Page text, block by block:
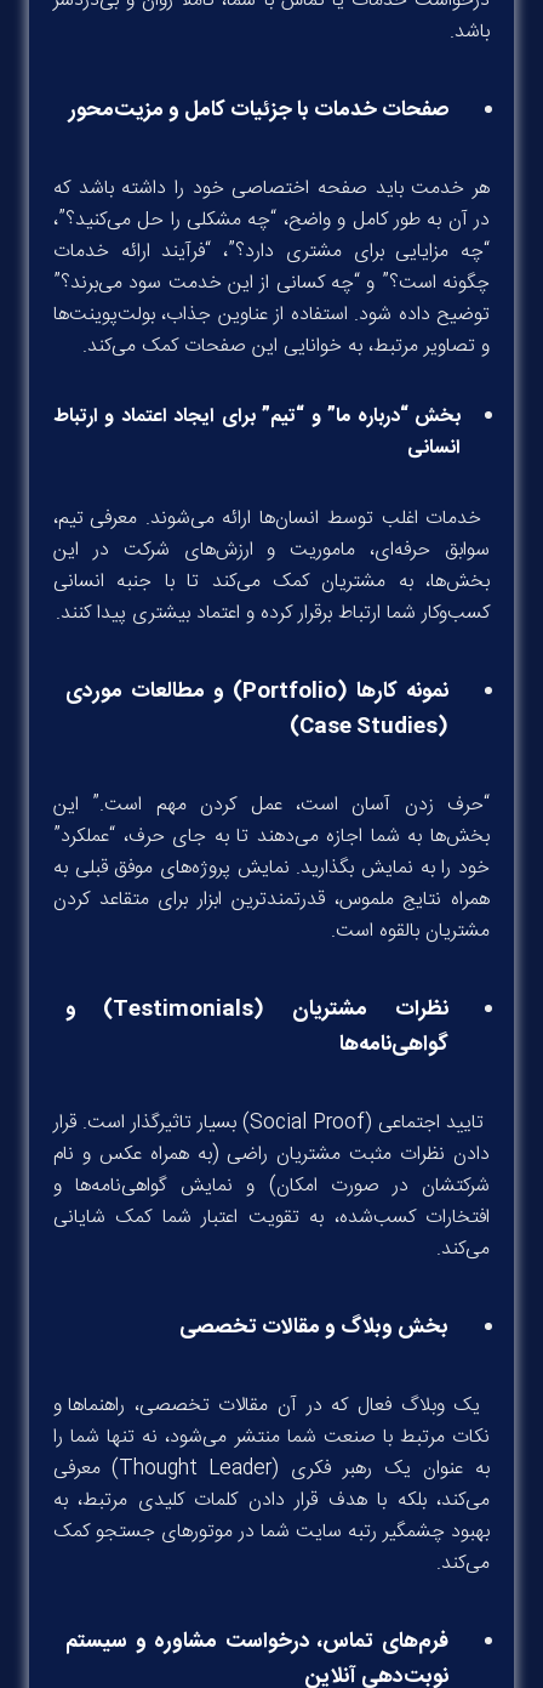
باشد.
صفحات خدمات با جزئیات کامل و مزیت‌محور
هر خدمت باید صفحه اختصاصی خود را داشته باشد که
در آن به طور کامل و واضح، “چه مشکلی را حل می‌کنید؟”،
“چه مزایایی برای مشتری دارد؟”، “فرآیند ارائه خدمات
چگونه است؟” و “چه کسانی از این خدمت سود می‌برند؟”
توضیح داده شود. استفاده از عناوین جذاب، بولت‌پوینت‌ها
و تصاویر مرتبط، به خوانایی این صفحات کمک می‌کند.
بخش “درباره ما” و “تیم” برای ایجاد اعتماد و ارتباط
انسانی
خدمات اغلب توسط انسان‌ها ارائه می‌شوند. معرفی تیم،
سوابق حرفه‌ای، ماموریت و ارزش‌های شرکت در این
بخش‌ها، به مشتریان کمک می‌کند تا با جنبه انسانی
کسب‌وکار شما ارتباط برقرار کرده و اعتماد بیشتری پیدا کنند.
نمونه کارها (Portfolio) و مطالعات موردی
(Case Studies)
“حرف زدن آسان است، عمل کردن مهم است.” این
بخش‌ها به شما اجازه می‌دهند تا به جای حرف، “عملکرد”
خود را به نمایش بگذارید. نمایش پروژه‌های موفق قبلی به
همراه نتایج ملموس، قدرتمندترین ابزار برای متقاعد کردن
مشتریان بالقوه است.
نظرات مشتریان (Testimonials) و
گواهی‌نامه‌ها
تایید اجتماعی (Social Proof) بسیار تاثیرگذار است. قرار
دادن نظرات مثبت مشتریان راضی (به همراه عکس و نام
شرکتشان در صورت امکان) و نمایش گواهی‌نامه‌ها و
افتخارات کسب‌شده، به تقویت اعتبار شما کمک شایانی
می‌کند.
بخش وبلاگ و مقالات تخصصی
یک وبلاگ فعال که در آن مقالات تخصصی، راهنماها و
نکات مرتبط با صنعت شما منتشر می‌شود، نه تنها شما را
به عنوان یک رهبر فکری (Thought Leader) معرفی
می‌کند، بلکه با هدف قرار دادن کلمات کلیدی مرتبط، به
بهبود چشمگیر رتبه سایت شما در موتورهای جستجو کمک
می‌کند.
فرم‌های تماس، درخواست مشاوره و سیستم
نوبت‌دهی آنلاین